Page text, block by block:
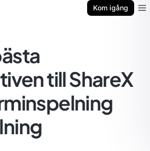
Kom igång
till ShareX